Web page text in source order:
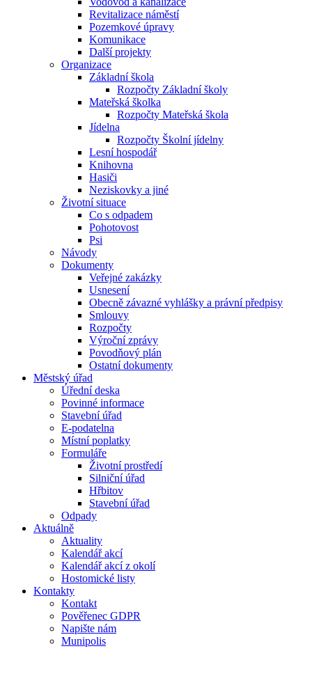
Revitalizace náměstí
Pozemkové úpravy
Komunikace
Další projekty
Organizace
Základní škola
Rozpočty Základní školy
Mateřská školka
Rozpočty Mateřská škola
Jídelna
Rozpočty Školní jídelny
Lesní hospodář
Knihovna
Hasiči
Neziskovky a jiné
Životní situace
Co s odpadem
Pohotovost
Psi
Návody
Dokumenty
Veřejné zakázky
Usnesení
Obecně závazné vyhlášky a právní předpisy
Smlouvy
Rozpočty
Výroční zprávy
Povodňový plán
Ostatní dokumenty
Městský úřad
Úřední deska
Povinné informace
Stavební úřad
E-podatelna
Místní poplatky
Formuláře
Životní prostředí
Silniční úřad
Hřbitov
Stavební úřad
Odpady
Aktuálně
Aktuality
Kalendář akcí
Kalendář akcí z okolí
Hostomické listy
Kontakty
Kontakt
Pověřenec GDPR
Napište nám
Munipolis